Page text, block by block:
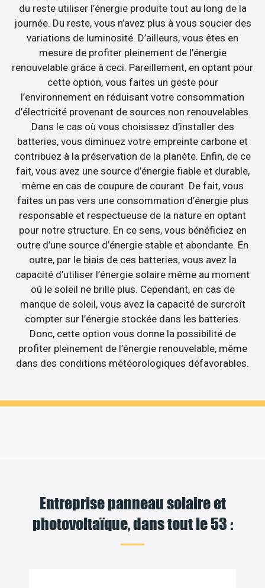
du reste utiliser l’énergie produite tout au long de la
journée. Du reste, vous n’avez plus à vous soucier des
variations de luminosité. D’ailleurs, vous êtes en
mesure de profiter pleinement de l’énergie
renouvelable grâce à ceci. Pareillement, en optant pour
cette option, vous faites un geste pour
l’environnement en réduisant votre consommation
d’électricité provenant de sources non renouvelables.
Dans le cas où vous choisissez d’installer des
batteries, vous diminuez votre empreinte carbone et
contribuez à la préservation de la planète. Enfin, de ce
fait, vous avez une source d’énergie fiable et durable,
même en cas de coupure de courant. De fait, vous
faites un pas vers une consommation d’énergie plus
responsable et respectueuse de la nature en optant
pour notre structure. En ce sens, vous bénéficiez en
outre d’une source d’énergie stable et abondante. En
outre, par le biais de ces batteries, vous avez la
capacité d’utiliser l’énergie solaire même au moment
où le soleil ne brille plus. Cependant, en cas de
manque de soleil, vous avez la capacité de surcroît
compter sur l’énergie stockée dans les batteries.
Donc, cette option vous donne la possibilité de
profiter pleinement de l’énergie renouvelable, même
dans des conditions météorologiques défavorables.
Entreprise panneau solaire et
photovoltaïque, dans tout le 53 :